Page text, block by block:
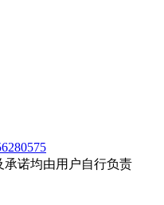
诺均由用户自行负责